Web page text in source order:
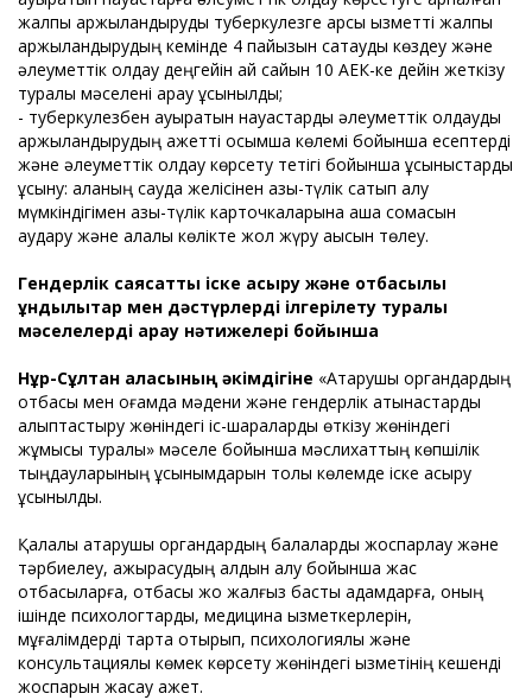
жалпы қаржыландыруды туберкулезге қарсы қызметті жалпы
қаржыландырудың кемінде 4 пайызын сақтауды көздеу және
әлеуметтік қолдау деңгейін ай сайын 10 АЕК-ке дейін жеткізу
туралы мәселені қарау ұсынылды;
- туберкулезбен ауыратын науқастарды әлеуметтік қолдауды
қаржыландырудың қажетті қосымша көлемі бойынша есептерді
және әлеуметтік қолдау көрсету тетігі бойынша ұсыныстарды
ұсыну: қаланың сауда желісінен азық-түлік сатып алу
мүмкіндігімен азық-түлік карточкаларына ақша сомасын
аудару және қалалық көлікте жол жүру ақысын төлеу.
Гендерлік саясатты іске асыру және отбасылық
құндылықтар мен дәстүрлерді ілгерілету туралы
мәселелерді қарау нәтижелері бойынша
Нұр-Сұлтан қаласының әкімдігіне «Атқарушы органдардың
отбасы мен қоғамда мәдени және гендерлік қатынастарды
қалыптастыру жөніндегі іс-шараларды өткізу жөніндегі
жұмысы туралы» мәселе бойынша мәслихаттың көпшілік
тыңдауларының ұсынымдарын толық көлемде іске асыру
ұсынылды.
Қалалық атқарушы органдардың балаларды жоспарлау және
тәрбиелеу, ажырасудың алдын алу бойынша жас
отбасыларға, отбасы жоқ жалғыз басты адамдарға, оның
ішінде психологтарды, медицина қызметкерлерін,
мұғалімдерді тарта отырып, психологиялық және
консультациялық көмек көрсету жөніндегі қызметінің кешенді
жоспарын жасау қажет.